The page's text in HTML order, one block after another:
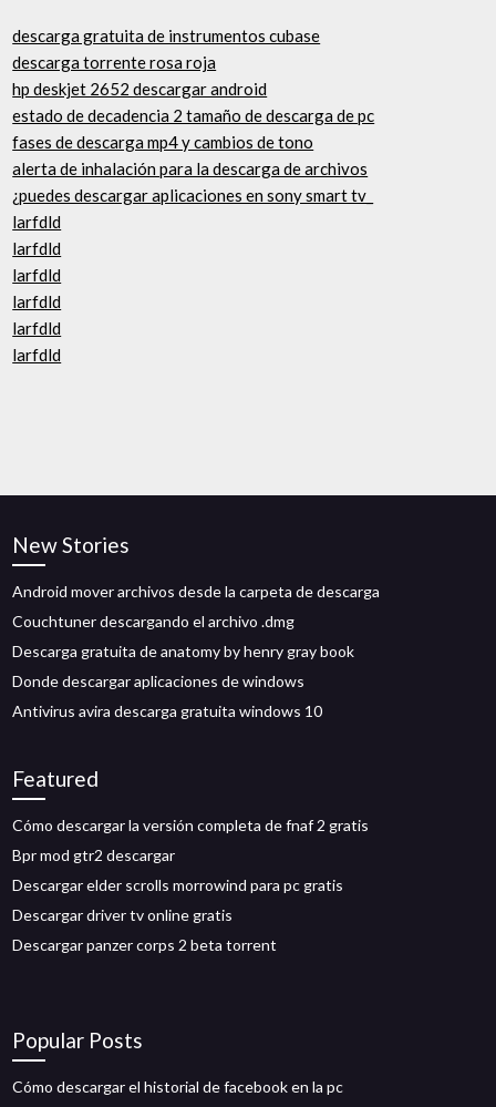
descarga gratuita de instrumentos cubase
descarga torrente rosa roja
hp deskjet 2652 descargar android
estado de decadencia 2 tamaño de descarga de pc
fases de descarga mp4 y cambios de tono
alerta de inhalación para la descarga de archivos
¿puedes descargar aplicaciones en sony smart tv_
larfdld
larfdld
larfdld
larfdld
larfdld
larfdld
New Stories
Android mover archivos desde la carpeta de descarga
Couchtuner descargando el archivo .dmg
Descarga gratuita de anatomy by henry gray book
Donde descargar aplicaciones de windows
Antivirus avira descarga gratuita windows 10
Featured
Cómo descargar la versión completa de fnaf 2 gratis
Bpr mod gtr2 descargar
Descargar elder scrolls morrowind para pc gratis
Descargar driver tv online gratis
Descargar panzer corps 2 beta torrent
Popular Posts
Cómo descargar el historial de facebook en la pc